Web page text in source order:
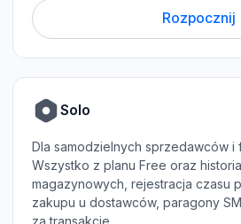
Rozpocznij
Solo
Dla samodzielnych sprzedawców i
Wszystko z planu Free oraz
magazynowych, rejestracja czasu
zakupu u dostawców, paragony
za transakcje.